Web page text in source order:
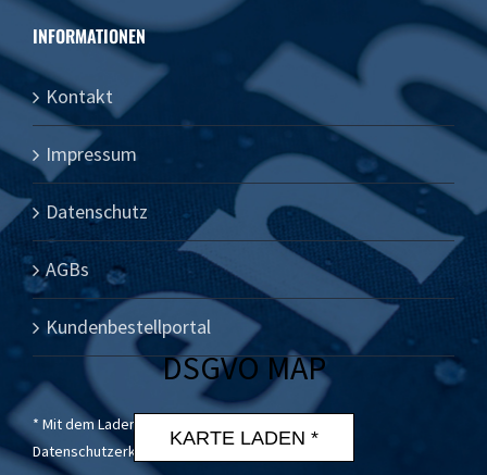
INFORMATIONEN
Kontakt
Impressum
Datenschutz
AGBs
Kundenbestellportal
DSGVO MAP
KARTE LADEN *
* Mit dem Laden der Karte akzeptierst du die
Datenschutzerklärung von Google. Mehr erfahren